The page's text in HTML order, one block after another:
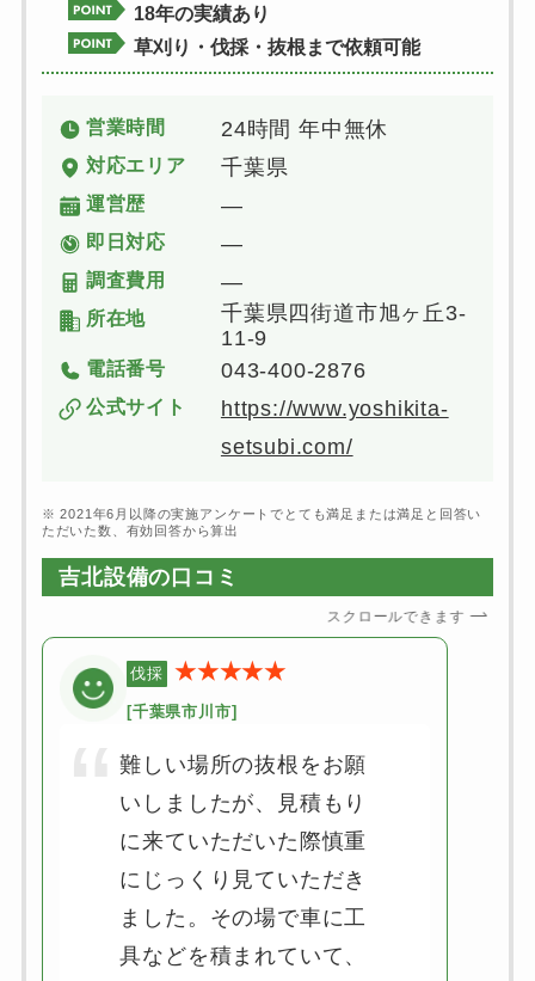
18年の実績あり
草刈り・伐採・抜根まで依頼可能
営業時間 24時間 年中無休
対応エリア 千葉県
運営歴 ―
即日対応 ―
調査費用 ―
所在地
千葉県四街道市旭ヶ丘3-
11-9
電話番号 043-400-2876
公式サイト
https://www.yoshikita-
setsubi.com/
※ 2021年6月以降の実施アンケートでとても満足または満足と回答い
ただいた数、有効回答から算出
吉北設備の口コミ
スクロールできます
伐採 ★★★★★
[千葉県市川市]
難しい場所の抜根をお願
いしましたが、見積もり
に来ていただいた際慎重
にじっくり見ていただき
ました。その場で車に工
具などを積まれていて、